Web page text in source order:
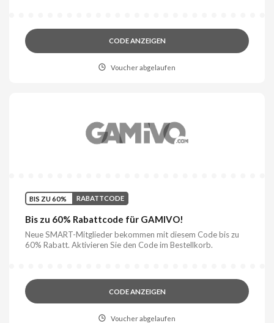
CODE ANZEIGEN
Voucher abgelaufen
BIS ZU 60% RABATTCODE
Bis zu 60% Rabattcode für GAMIVO!
Neue SMART-Mitglieder bekommen mit diesem Code bis zu
60% Rabatt. Aktivieren Sie den Code im Bestellkorb.
CODE ANZEIGEN
Voucher abgelaufen